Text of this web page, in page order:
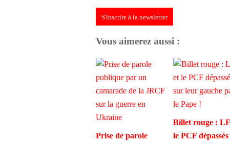
S'inscrire à la newsletter
Vous aimerez aussi :
Prise de parole
Billet rouge :
le PCF